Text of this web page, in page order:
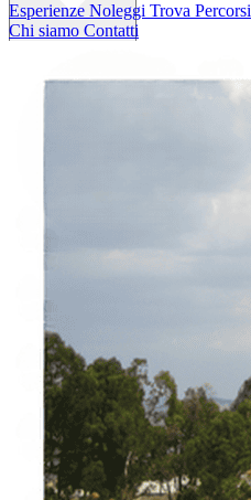
Chi siamoContatti
Esperienze Noleggi Trova Percorsi
Chi siamo Contatti